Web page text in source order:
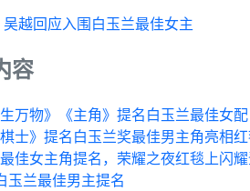
吴越回应入围白玉兰最佳女主
容
万物》《主角》提名白玉兰最佳女配
士》提名白玉兰奖最佳男主角亮相
佳女主角提名，荣耀之夜红毯上闪
玉兰最佳男主提名